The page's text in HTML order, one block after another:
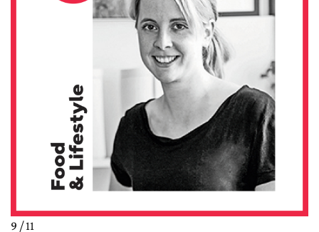
9 / 11